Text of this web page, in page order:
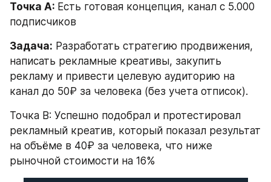
Точка A: Есть готовая концепция, канал с 5.000
подписчиков
Задача: Разработать стратегию продвижения,
написать рекламные креативы, закупить
рекламу и привести целевую аудиторию на
канал до 50₽ за человека (без учета отписок).
Точка B: Успешно подобрал и протестировал
рекламный креатив, который показал результат
на объёме в 40₽ за человека, что ниже
рыночной стоимости на 16%